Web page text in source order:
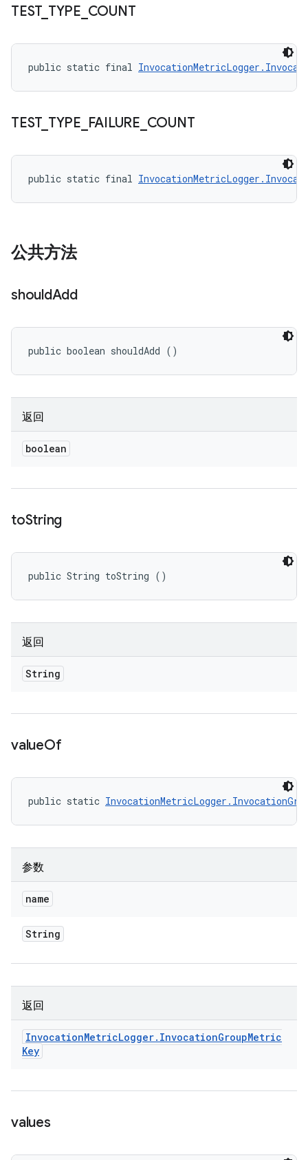
TEST_ TYPE COUNT
public static final
TEST_ TYPE FAILURE COUNT
public static final
公共方法
shouldAdd
public boolean shouldAdd ()
返回
boolean
toString
public String toString ()
返回
String
valueOf
public static
参数
name
String
返回
InvocationMetricLogger. InvocationGroupMetric
Key
values